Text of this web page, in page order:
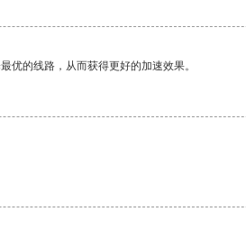
优的线路，从而获得更好的加速效果。